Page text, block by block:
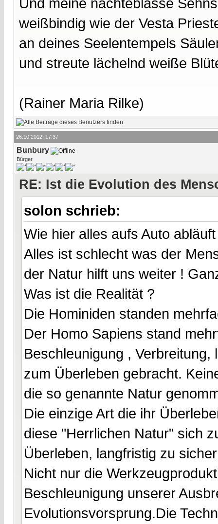
weißbindig wie der Vesta
an deines Seelentempels
und streute lächelnd weiße
(Rainer Maria Rilke)
26.10.2012, 17:37
Bunbury
Bürger
RE: Ist die Evolution des
solon schrieb:
Wie hier alles aufs Auto
Alles ist schlecht was der
der Natur hilft uns weiter !
Was ist die Realität ?
Die Hominiden standen
Der Homo Sapiens stand
Beschleunigung ,
zum Überleben gebracht.
die so genannte Natur
Die einzige Art die ihr
diese "Herrlichen Natur" sich
Überleben, langfristig zu
Nicht nur die
Beschleunigung unserer
Evolutionsvorsprung.Die